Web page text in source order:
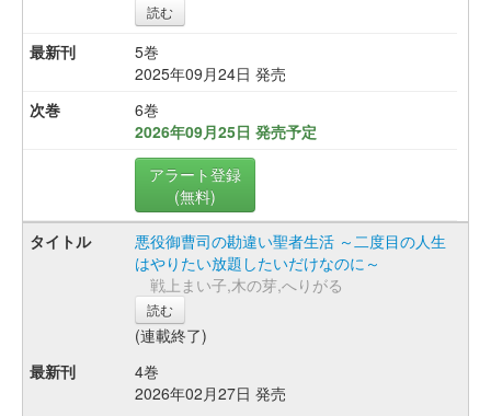
読む
5巻
2025年09月24日 発売
6巻
2026年09月25日 発売予定
アラート登録
(無料)
悪役御曹司の勘違い聖者生活 ～二度目の人生
はやりたい放題したいだけなのに～
戦上まい子,木の芽,へりがる
読む
(連載終了)
4巻
2026年02月27日 発売